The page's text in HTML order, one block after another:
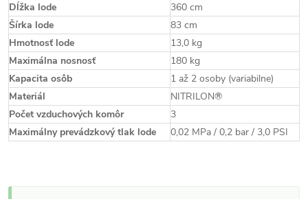
Dĺžka lode
360 cm
Šírka lode
83 cm
Hmotnosť lode
13,0 kg
Maximálna nosnosť
180 kg
Kapacita osôb
1 až 2 osoby (variabilne)
Materiál
NITRILON®
Počet vzduchových komôr
3
Maximálny prevádzkový tlak lode
0,02 MPa / 0,2 bar / 3,0 PSI